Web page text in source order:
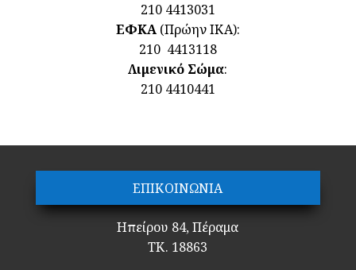
210 4413031
ΕΦΚΑ (Πρώην ΙΚΑ):
210 4413118
Λιμενικό Σώμα:
210 4410441
ΕΠΙΚΟΙΝΩΝΙΑ
Ηπείρου 84, Πέραμα
ΤΚ. 18863